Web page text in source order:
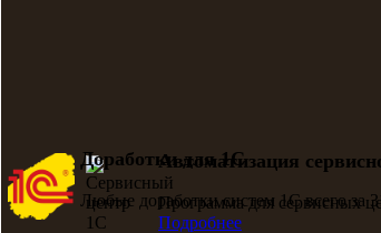
Доработки для 1С
Любые доработки систем 1С всего за
Автоматизация
Программа для сервисных
Подробнее